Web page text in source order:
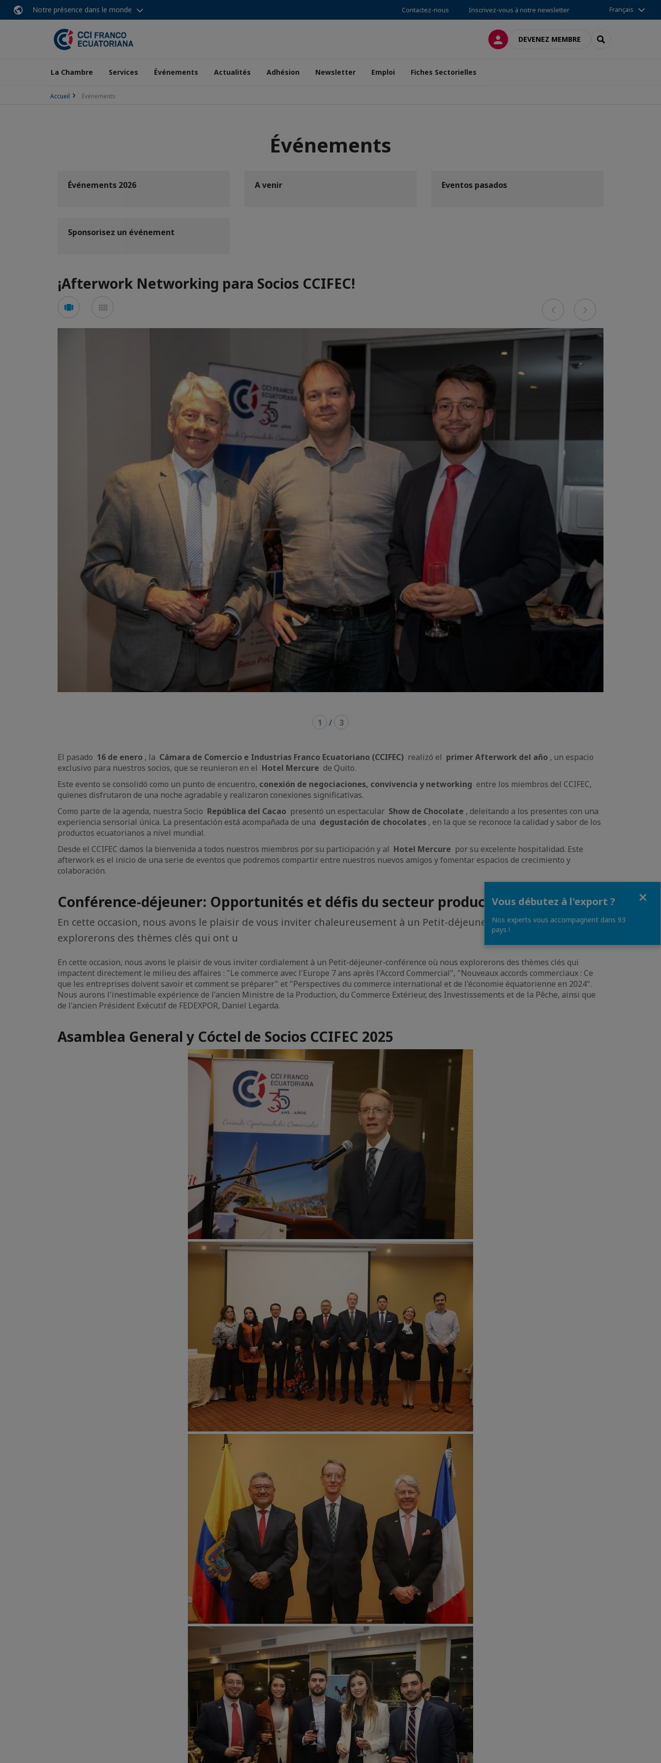
Notre présence dans le monde Contactez-nous Inscrivez-vous à notre newsletter Français
CONNEXIONDEVENEZ MEMBRE RECHERCHER
La Chambre Services Événements Actualités Adhésion Newsletter Emploi Fiches Sectorielles
Accueil Événements
Événements
Événements 2026 A venir Eventos pasados
Sponsorisez un événement
¡Afterwork Networking para Socios CCIFEC!
Voir
en
en
Previous
1 / 3
El pasado 16 de enero , la Cámara de Comercio e Industrias Franco Ecuatoriano (CCIFEC) realizó el primer Afterwork del año , un espacio
exclusivo para nuestros socios, que se reunieron en el Hotel Mercure de Quito.
Este evento se consolidó como un punto de encuentro, conexión de negociaciones, convivencia y networking entre los miembros del CCIFEC,
quienes disfrutaron de una noche agradable y realizaron conexiones significativas.
Como parte de la agenda, nuestra Socio República del Cacao presentó un espectacular Show de Chocolate , deleitando a los presentes con una
experiencia sensorial única. La presentación está acompañada de una degustación de chocolates , en la que se reconoce la calidad y sabor de los
productos ecuatorianos a nivel mundial.
Desde el CCIFEC damos la bienvenida a todos nuestros miembros por su participación y al Hotel Mercure por su excelente hospitalidad. Este
afterwork es el inicio de una serie de eventos que podremos compartir entre nuestros nuevos amigos y fomentar espacios de crecimiento y
colaboración.
Conférence-déjeuner: Opportunités et défis du secteur productif 2024
En cette occasion, nous avons le plaisir de vous inviter chaleureusement à un Petit-déjeuner-conférence où nous
explorerons des thèmes clés qui ont u
En cette occasion, nous avons le plaisir de vous inviter cordialement à un Petit-déjeuner-conférence où nous explorerons des thèmes clés qui
impactent directement le milieu des affaires : "Le commerce avec l'Europe 7 ans après l'Accord Commercial", "Nouveaux accords commerciaux : Ce
que les entreprises doivent savoir et comment se préparer" et "Perspectives du commerce international et de l'économie équatorienne en 2024".
Nous aurons l'inestimable expérience de l'ancien Ministre de la Production, du Commerce Extérieur, des Investissements et de la Pêche, ainsi que
de l'ancien Président Exécutif de FEDEXPOR, Daniel Legarda.
Asamblea General y Cóctel de Socios CCIFEC 2025
Vous débutez à l'export ?
Nos experts vous accompagnent dans 93
pays !